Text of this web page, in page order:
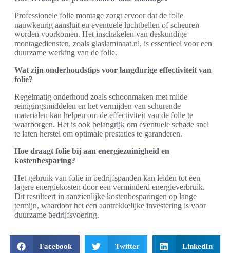
Professionele folie montage zorgt ervoor dat de folie
nauwkeurig aansluit en eventuele luchtbellen of scheuren
worden voorkomen. Het inschakelen van deskundige
montagediensten, zoals glaslaminaat.nl, is essentieel voor een
duurzame werking van de folie.
Wat zijn onderhoudstips voor langdurige effectiviteit van
folie?
Regelmatig onderhoud zoals schoonmaken met milde
reinigingsmiddelen en het vermijden van schurende
materialen kan helpen om de effectiviteit van de folie te
waarborgen. Het is ook belangrijk om eventuele schade snel
te laten herstel om optimale prestaties te garanderen.
Hoe draagt folie bij aan energiezuinigheid en
kostenbesparing?
Het gebruik van folie in bedrijfspanden kan leiden tot een
lagere energiekosten door een verminderd energieverbruik.
Dit resulteert in aanzienlijke kostenbesparingen op lange
termijn, waardoor het een aantrekkelijke investering is voor
duurzame bedrijfsvoering.
Facebook Twitter LinkedIn